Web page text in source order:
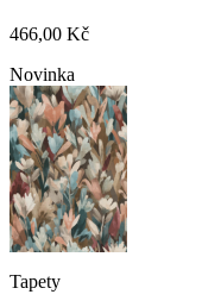
466,00 Kč
Novinka
Tapety